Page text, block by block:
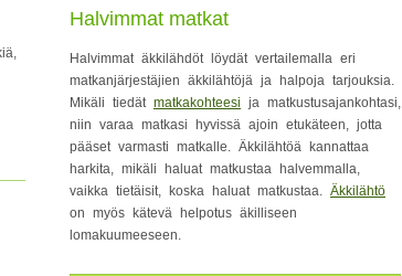
Halvimmat matkat
Halvimmat äkkilähdöt löydät vertailemalla eri
matkanjärjestäjien äkkilähtöjä ja halpoja tarjouksia.
Mikäli tiedät matkakohteesi ja matkustusajankohtasi,
niin varaa matkasi hyvissä ajoin etukäteen, jotta
pääset varmasti matkalle. Äkkilähtöä kannattaa
harkita, mikäli haluat matkustaa halvemmalla,
vaikka tietäisit, koska haluat matkustaa. Äkkilähtö
on myös kätevä helpotus äkilliseen
lomakuumeeseen.